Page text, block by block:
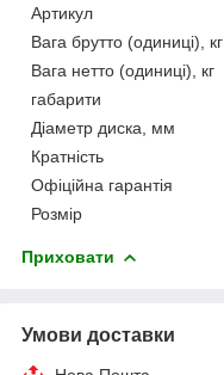
Артикул
Вага брутто (одиниці), кг
Вага нетто (одиниці), кг
габарити
Діаметр диска, мм
Кратність
Офіційна гарантія
Розмір
Приховати
Умови доставки